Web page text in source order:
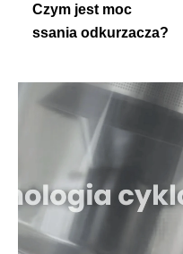
Czym jest moc
ssania odkurzacza?